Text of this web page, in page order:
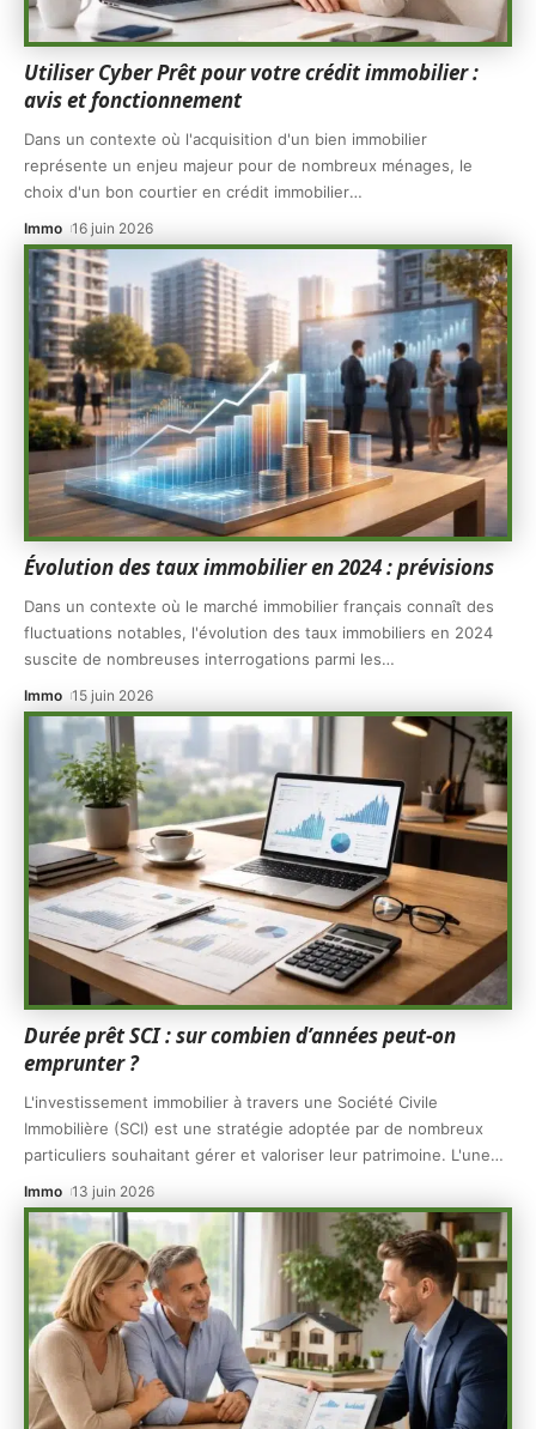
Utiliser Cyber Prêt pour votre crédit immobilier :
avis et fonctionnement
Dans un contexte où l'acquisition d'un bien immobilier
représente un enjeu majeur pour de nombreux ménages, le
choix d'un bon courtier en crédit immobilier…
Immo 16 juin 2026
Évolution des taux immobilier en 2024 : prévisions
Dans un contexte où le marché immobilier français connaît des
fluctuations notables, l'évolution des taux immobiliers en 2024
suscite de nombreuses interrogations parmi les…
Immo 15 juin 2026
Durée prêt SCI : sur combien d’années peut-on
emprunter ?
L'investissement immobilier à travers une Société Civile
Immobilière (SCI) est une stratégie adoptée par de nombreux
particuliers souhaitant gérer et valoriser leur patrimoine. L'une…
Immo 13 juin 2026